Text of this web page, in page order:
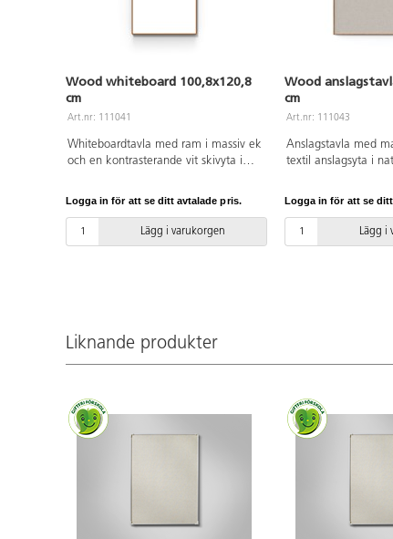
Wood whiteboard 100,8x120,8
cm
Art.nr: 111041
Whiteboardtavla med ram i massiv ek
och en kontrasterande vit skivyta i
tillägg i alla typer av kontors- eller
utbildningsmiljöer. Dolda beslag. Finns
Logga in för att se ditt avtalade pris.
Lägg i varukorgen
Wood
cm
Art.nr: 111043
Anslagstavla med
textil anslagsyta i
av kontors- eller
Dolda beslag. Finns
Logga in för att se
Lägg i
Liknande produkter